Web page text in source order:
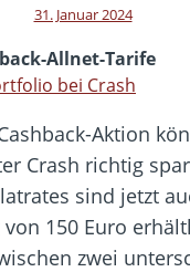
31. Januar 2024
Allnet-Tarife
bei Crash
Aktion
Crash richtig
sind jetzt
150 Euro
zwei